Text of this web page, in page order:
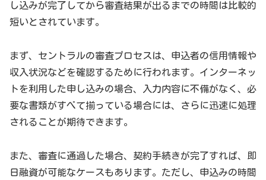
し込みが完了してから審査結果が出るまでの時間は比較的
短いとされています。
まず、セントラルの審査プロセスは、申込者の信用情報や
収入状況などを確認するために行われます。インターネッ
トを利用した申し込みの場合、入力内容に不備がなく、必
要な書類がすべて揃っている場合には、さらに迅速に処理
されることが期待できます。
また、審査に通過した場合、契約手続きが完了すれば、即
日融資が可能なケースもあります。ただし、申込みの時間